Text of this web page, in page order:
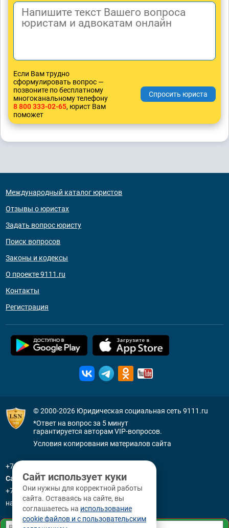
Если Вам трудно
сформулировать вопрос —
позвоните по бесплатному
многоканальному телефону
8 800 333-02-65, юрист Вам
поможет
Международный каталог юристов
Отзывы о юристах
Задать вопрос юристу
Поиск вопросов
Законы и кодексы
О проекте 9111.ru
Контакты
Регистрация
© 2000-2026 Юридическая социальная сеть 9111.ru
*Ответ на вопрос за 5 минут
гарантируется авторам VIP-вопросов.
Условия копирования материалов сайта
+7 (800) 505-91-11
Санкт-Петербург
+7 (812) 336-92-64
наб. р. Фонтанки, д. 59
Сайт использует куки
Они нужны для корректной работы
сайта. Оставаясь на сайте, вы
соглашаетесь на использование
cookie файлов и с пользовательским